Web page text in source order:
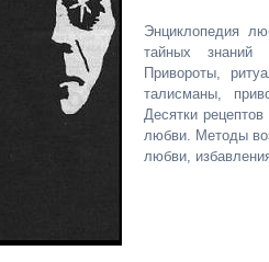
Энциклопедия
тайных знаний
Привороты,
талисманы,
Десятки
любви. Методы
любви,